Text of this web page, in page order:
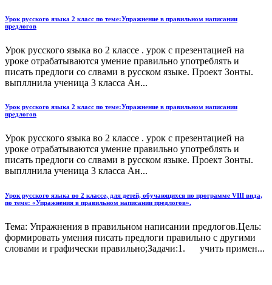
Урок русского языка 2 класс по теме:Упражнение в правильном написании
предлогов
Урок русского языка во 2 классе . урок с презентацией на
уроке отрабатываются умение правильно употреблять и
писать предлоги со слвами в русском языке. Проект Зонты.
выпллнила ученица 3 класса Ан...
Урок русского языка 2 класс по теме:Упражнение в правильном написании
предлогов
Урок русского языка во 2 классе . урок с презентацией на
уроке отрабатываются умение правильно употреблять и
писать предлоги со слвами в русском языке. Проект Зонты.
выпллнила ученица 3 класса Ан...
Урок русского языка во 2 классе, для детей, обучающихся по программе VIII вида,
по теме: «Упражнения в правильном написании предлогов».
Тема: Упражнения в правильном написании предлогов.Цель:
формировать умения писать предлоги правильно с другими
словами и графически правильно;Задачи:1. учить примен...